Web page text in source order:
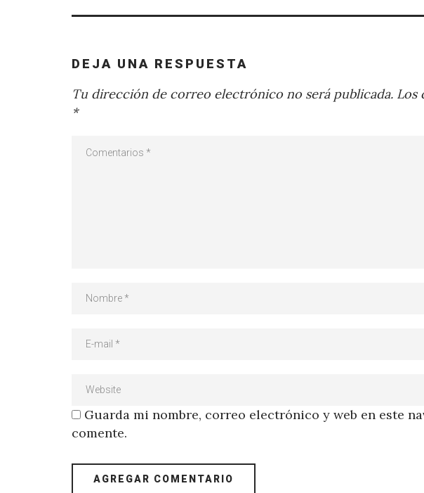
DEJA UNA RESPUESTA
Tu dirección de correo electrónico no será publicada. Los
*
Guarda mi nombre, correo electrónico y web en este
comente.